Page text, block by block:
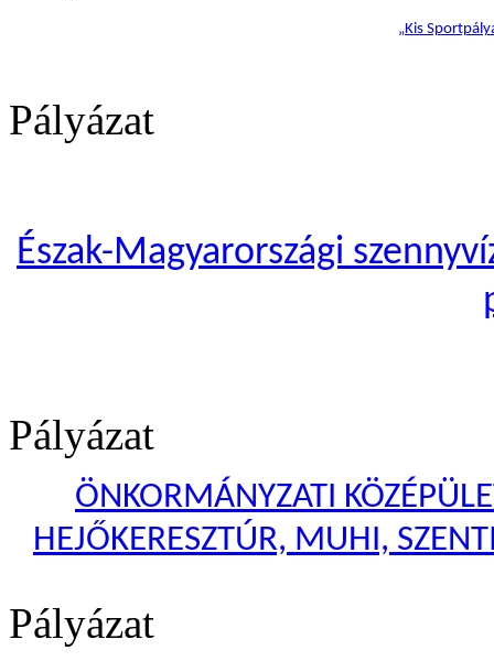
„Kis
Pályázat
Észak-Magyarországi
Pályázat
ÖNKORMÁNYZATI
HEJŐKERESZTÚR, MUHI,
Pályázat